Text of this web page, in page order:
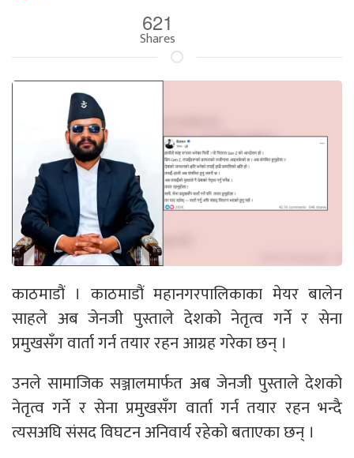
621
Shares
काठमाडौं । काठमाडौं महानगरपालिकाका मेयर बालेन
साहले अब जेनजी पुस्ताले देशको नेतृत्व गर्ने र सेना
प्रमुखसँग वार्ता गर्न तयार रहन आग्रह गरेका छन् ।
उनले सामाजिक सञ्जालमार्फत अब जेनजी पुस्ताले देशको
नेतृत्व गर्ने र सेना प्रमुखसँग वार्ता गर्न तयार रहन भन्दै
त्यसअघि संसद विघटन अनिवार्य रहेको बताएका छन् ।